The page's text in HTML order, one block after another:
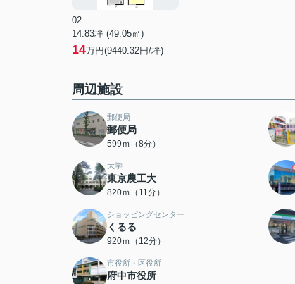
02
14.83坪 (49.05㎡)
14万円(9440.32円/坪)
周辺施設
郵便局
郵便局
599ｍ（8分）
大学
東京農工大
820ｍ（11分）
ショッピングセンター
くるる
920ｍ（12分）
市役所・区役所
府中市役所